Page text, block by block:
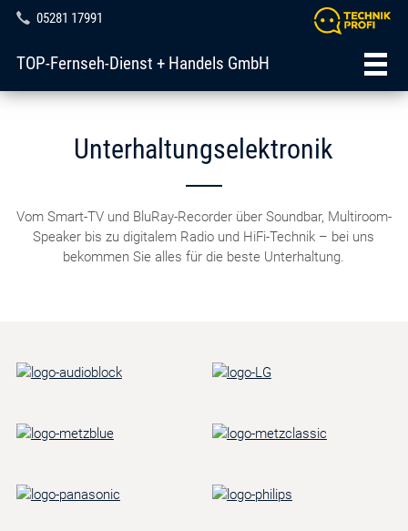
05281 17991
TOP-Fernseh-Dienst + Handels GmbH
Unterhaltungselektronik
Vom Smart-TV und BluRay-Recorder über Soundbar, Multiroom-
Speaker bis zu digitalem Radio und HiFi-Technik – bei uns
bekommen Sie alles für die beste Unterhaltung.